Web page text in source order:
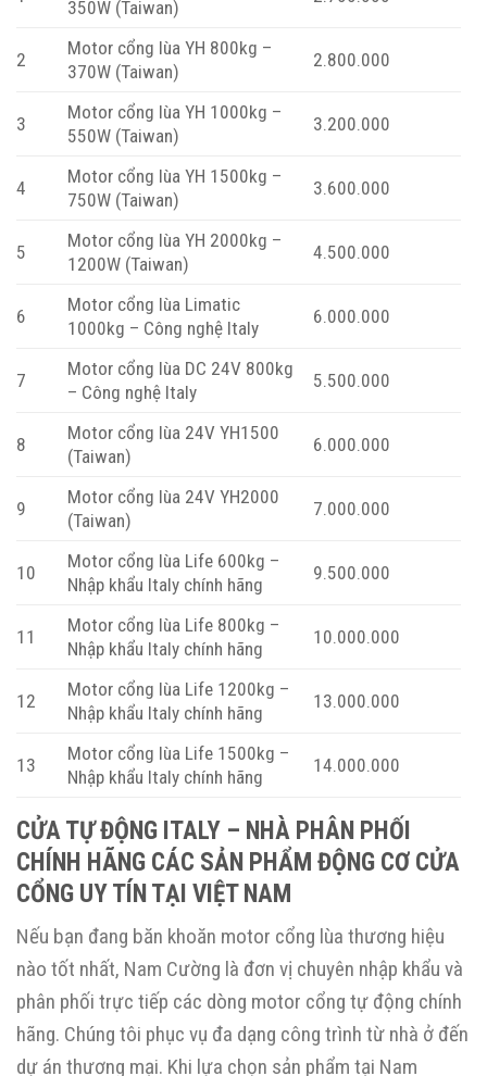
350W (Taiwan)
2
Motor cổng lùa YH 800kg –
370W (Taiwan)
2.800.000
3
Motor cổng lùa YH 1000kg –
550W (Taiwan)
3.200.000
4
Motor cổng lùa YH 1500kg –
750W (Taiwan)
3.600.000
5
Motor cổng lùa YH 2000kg –
1200W (Taiwan)
4.500.000
6
Motor cổng lùa Limatic
1000kg – Công nghệ Italy
6.000.000
7
Motor cổng lùa DC 24V 800kg
– Công nghệ Italy
5.500.000
8
Motor cổng lùa 24V YH1500
(Taiwan)
6.000.000
9
Motor cổng lùa 24V YH2000
(Taiwan)
7.000.000
10
Motor cổng lùa Life 600kg –
Nhập khẩu Italy chính hãng
9.500.000
11
Motor cổng lùa Life 800kg –
Nhập khẩu Italy chính hãng
10.000.000
12
Motor cổng lùa Life 1200kg –
Nhập khẩu Italy chính hãng
13.000.000
13
Motor cổng lùa Life 1500kg –
Nhập khẩu Italy chính hãng
14.000.000
CỬA TỰ ĐỘNG ITALY – NHÀ PHÂN PHỐI
CHÍNH HÃNG CÁC SẢN PHẨM ĐỘNG CƠ CỬA
CỔNG UY TÍN TẠI VIỆT NAM
Nếu bạn đang băn khoăn motor cổng lùa thương hiệu
nào tốt nhất, Nam Cường là đơn vị chuyên nhập khẩu và
phân phối trực tiếp các dòng motor cổng tự động chính
hãng. Chúng tôi phục vụ đa dạng công trình từ nhà ở đến
dự án thương mại. Khi lựa chọn sản phẩm tại Nam